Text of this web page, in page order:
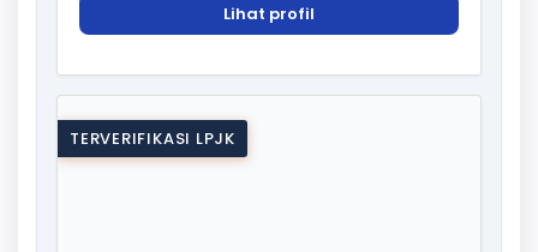
Lihat profil
TERVERIFIKASI LPJK